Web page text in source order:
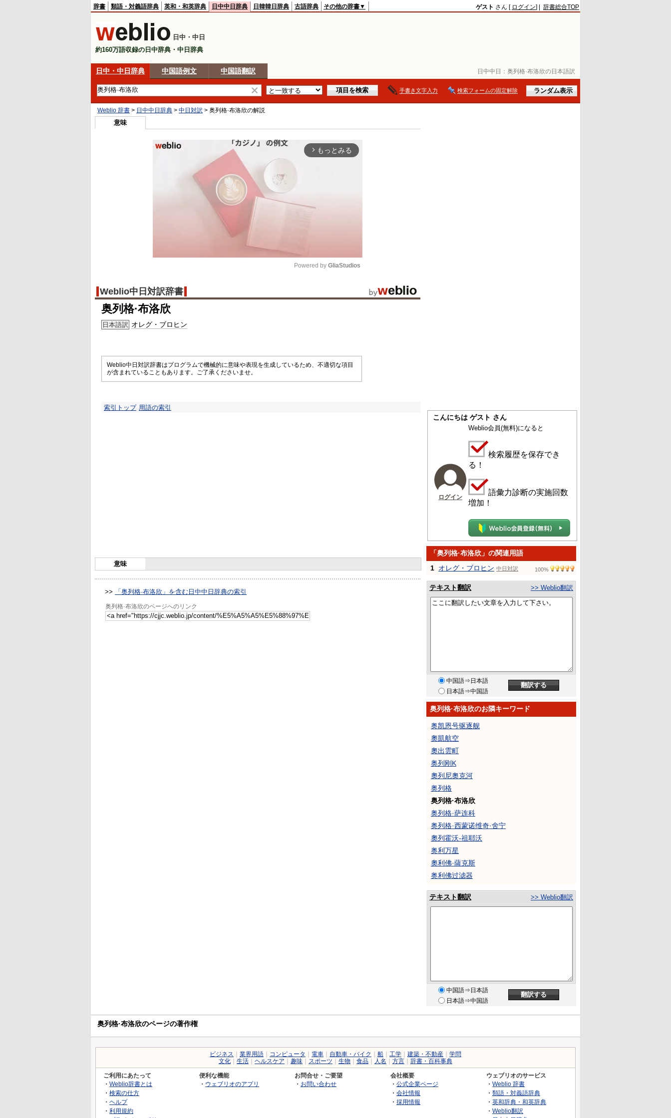
日中中日： 奥列格·布洛欣の日本語訳
辞書 類語・対義語辞典 英和・和英辞典 日中中日辞典 日韓韓日辞典 古語辞典 その他の辞書▼ ゲスト さん [ ログイン] | 辞書総合TOP
日中・中日
約160万語収録の日中辞典・中日辞典
日中・中日辞典 中国語例文 中国語翻訳
手書き文字入力 検索フォームの固定解除
Weblio 辞書 > 日中中日辞典 > 中日対訳 > 奥列格·布洛欣の解説
意味
arrow_forward_ios もっとみる
Powered by GliaStudios
Weblio中日対訳辞書
奥列格·布洛欣
日本語訳 オレグ・ブロヒン
Weblio中日対訳辞書はプログラムで機械的に意味や表現を生成しているため、不適切な項目
が含まれていることもあります。ご了承くださいませ。
索引トップ 用語の索引
意味
>> 「奥列格·布洛欣」を含む日中中日辞典の索引
奥列格·布洛欣のページへのリンク
こんにちは ゲスト さん
ログイン
Weblio会員(無料)になると
検索履歴を保存でき
る！
語彙力診断の実施回数
増加！
「奥列格·布洛欣」の関連用語
1 オレグ・ブロヒン 中日対訳 100%
テキスト翻訳 >> Weblio翻訳
中国語⇒日本語
日本語⇒中国語
奥列格·布洛欣のお隣キーワード
奥凯恩号驱逐舰
奧凱航空
奧出雲町
奥列刚K
奧列尼奧克河
奥列格
奥列格·布洛欣
奥列格·萨连科
奥列格·西蒙诺维奇·舍宁
奧列霍沃-祖耶沃
奥利万星
奧利佛·薩克斯
奥利佛过滤器
テキスト翻訳 >> Weblio翻訳
中国語⇒日本語
日本語⇒中国語
奥列格·布洛欣のページの著作権
ビジネス 業界用語 コンピュータ 電車 自動車・バイク 船 工学 建築・不動産
学問
文化
生活 ヘルスケア 趣味 スポーツ 生物 食品 人名 方言 辞書・百科事典
ご利用にあたって
・ Weblio辞書とは
・ 検索の仕方
・ ヘルプ
・ 利用規約
便利な機能
・ ウェブリオのアプリ
お問合せ・ご要望
・ お問い合わせ
会社概要
・ 公式企業ページ
・ 会社情報
・ 採用情報
ウェブリオのサービス
・ Weblio 辞書
・ 類語・対義語辞典
・ 英和辞典・和英辞典
・ Weblio翻訳